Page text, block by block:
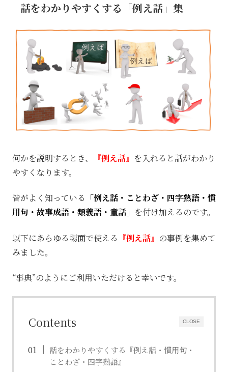
話をわかりやすくする「例え話」集
何かを説明するとき、 『例え話』 を入れると話がわかり
やすくなります。
皆がよく知っている 「例え話・ことわざ・四字熟語・慣
用句・故事成語・類義語・童話」 を付け加えるのです。
以下にあらゆる場面で使える 『例え話』 の事例を集めて
みました。
“事典”のようにご利用いただけると幸いです。
CLOSE
Contents
話をわかりやすくする『例え話・慣用句・
ことわざ・四字熟語』